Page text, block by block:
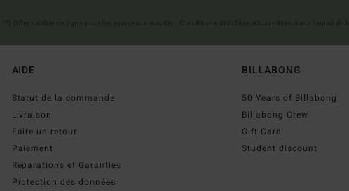
AIDE
Statut de la commande
Livraison
Faire un retour
Paiement
Réparations et Garanties
Protection des données
BILLABONG
50 Years of Billabong
Billabong Crew
Gift Card
Student discount